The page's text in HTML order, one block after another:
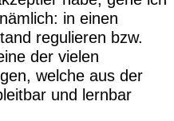
in einen
regulieren bzw.
der vielen
welche aus der
und lernbar